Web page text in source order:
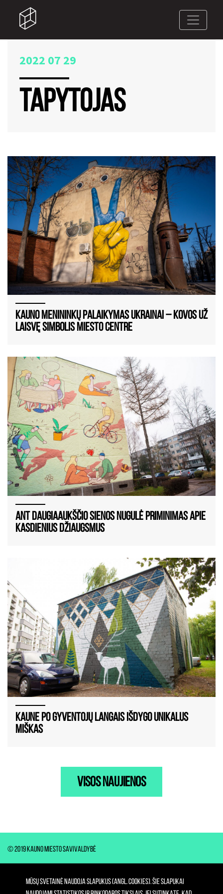
2022 07 29
TAPYTOJAS
Kauno menininkų palaikymas Ukrainai – kovos už
laisvę simbolis miesto centre
Ant daugiaaukščio sienos nugulė priminimas apie
kasdienius džiaugsmus
Kaune po gyventojų langais išdygo unikalus
miškas
visos naujienos
© 2019 Kauno miesto savivaldybė
MŪSŲ SVETAINĖ NAUDOJA SLAPUKUS (ANGL. COOKIES). ŠIE SLAPUKAI